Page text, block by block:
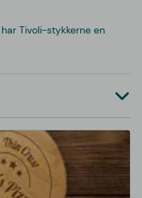
Tivoli-stykkerne en